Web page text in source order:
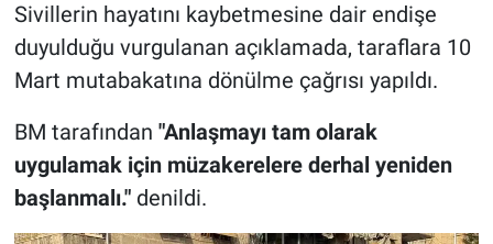
Sivillerin hayatını kaybetmesine dair endişe
duyulduğu vurgulanan açıklamada, taraflara 10
Mart mutabakatına dönülme çağrısı yapıldı.
BM tarafından "Anlaşmayı tam olarak
uygulamak için müzakerelere derhal yeniden
başlanmalı." denildi.